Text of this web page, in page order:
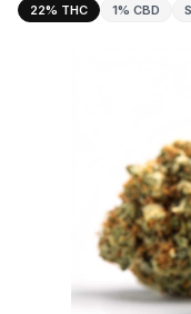
22% THC 1% CBD